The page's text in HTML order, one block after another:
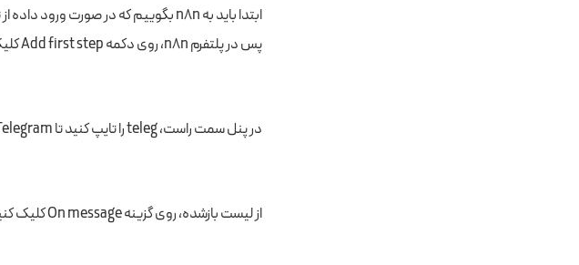
ابتدا باید به n8n بگوییم که در صورت ورود داده از تلگرام، باید فرآیند را به ما نشان دهد.
پس در پلتفرم n8n، روی دکمه Add first step کلیک می‌کنیم.
در پنل سمت راست، teleg را تایپ کنید تا Telegram نمایش داده شود.
از لیست بازشده، روی گزینه On message کلیک کنید.